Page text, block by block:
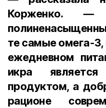
Корженко. —
те самые омега-
ежедневном
икра является
продуктом, а
рационе